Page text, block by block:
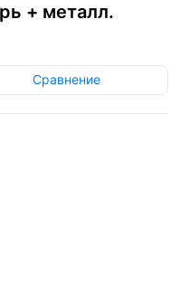
+ металл.
Сравнение